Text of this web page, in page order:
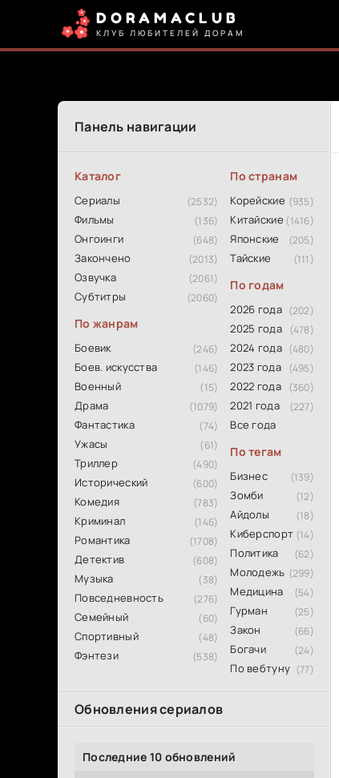
DORAMACLUB
КЛУБ ЛЮБИТЕЛЕЙ ДОРАМ
Панель навигации
Каталог
Сериалы (2532)
Фильмы (136)
Онгоинги (648)
Закончено (2013)
Озвучка (2061)
Субтитры (2060)
По жанрам
Боевик (246)
Боев. искусства (146)
Военный (15)
Драма (1079)
Фантастика (74)
Ужасы (61)
Триллер (490)
Исторический (600)
Комедия (783)
Криминал (146)
Романтика (1708)
Детектив (608)
Музыка (38)
Повседневность (276)
Семейный (60)
Спортивный (48)
Фэнтези (538)
По странам
Корейские (935)
Китайские (1416)
Японские (205)
Тайские (111)
По годам
2026 года (202)
2025 года (478)
2024 года (480)
2023 года (495)
2022 года (360)
2021 года (227)
Все года
По тегам
Бизнес (139)
Зомби (12)
Айдолы (18)
Киберспорт (14)
Политика (62)
Молодежь (299)
Медицина (54)
Гурман (25)
Закон (66)
Богачи (24)
По вебтуну (77)
Обновления сериалов
Последние 10 обновлений